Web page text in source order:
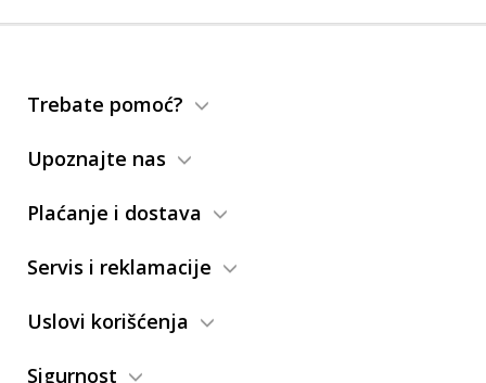
Trebate pomoć?
Upoznajte nas
Plaćanje i dostava
Servis i reklamacije
Uslovi korišćenja
Sigurnost